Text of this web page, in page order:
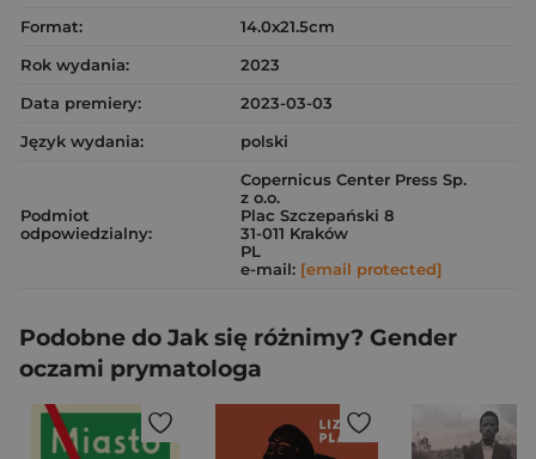
Format:
14.0x21.5cm
Rok wydania:
2023
Data premiery:
2023-03-03
Język wydania:
polski
Podmiot
odpowiedzialny:
Copernicus Center Press Sp.
z o.o.
Plac Szczepański 8
31-011 Kraków
PL
e-mail: [email protected]
Podobne do Jak się różnimy? Gender
oczami prymatologa